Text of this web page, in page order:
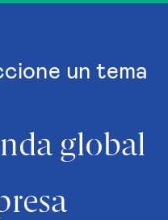
un tema
global